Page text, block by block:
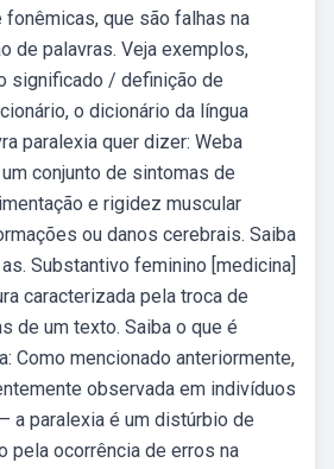
que são falhas na
de palavras. Veja exemplos,
significado / definição de
o dicionário da língua
paralexia quer dizer: Weba
conjunto de sintomas de
e rigidez muscular
ou danos cerebrais. Saiba
Substantivo feminino [medicina]
caracterizada pela troca de
de um texto. Saiba o que é
Como mencionado anteriormente,
observada em indivíduos
a paralexia é um distúrbio de
pela ocorrência de erros na